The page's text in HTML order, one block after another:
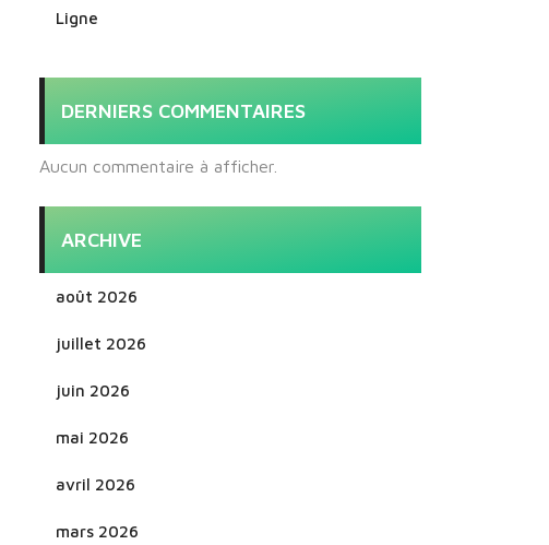
Ligne
DERNIERS COMMENTAIRES
Aucun commentaire à afficher.
ARCHIVE
août 2026
juillet 2026
juin 2026
mai 2026
avril 2026
mars 2026